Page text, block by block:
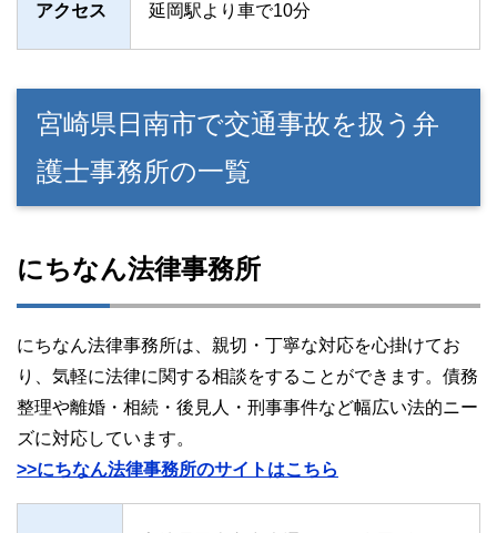
アクセス 延岡駅より車で10分
宮崎県日南市で交通事故を扱う弁
護士事務所の一覧
にちなん法律事務所
にちなん法律事務所は、親切・丁寧な対応を心掛けてお
り、気軽に法律に関する相談をすることができます。債務
整理や離婚・相続・後見人・刑事事件など幅広い法的ニー
ズに対応しています。
>>にちなん法律事務所のサイトはこちら